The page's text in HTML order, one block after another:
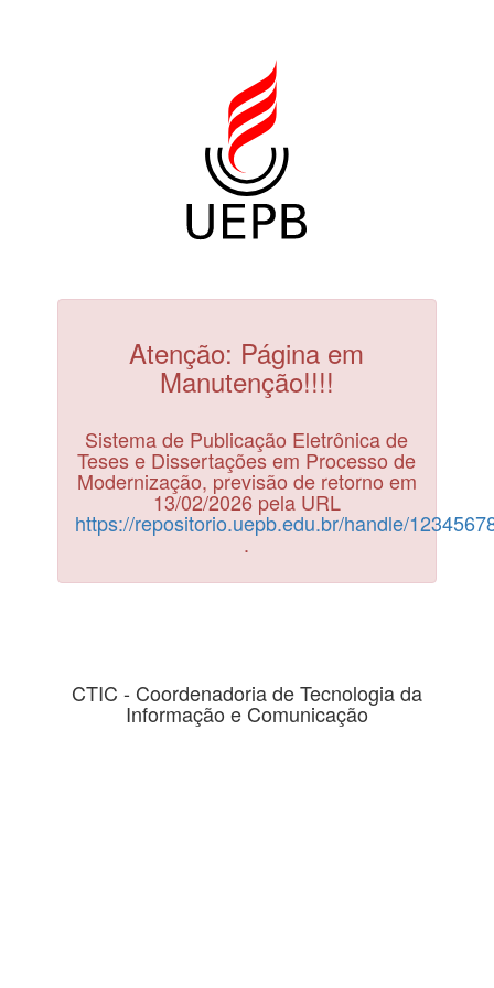
Atenção: Página em
Manutenção!!!!
Sistema de Publicação Eletrônica de
Teses e Dissertações em Processo de
Modernização, previsão de retorno em
13/02/2026 pela URL
https://repositorio.uepb.edu.br/handle/
.
CTIC - Coordenadoria de Tecnologia da
Informação e Comunicação